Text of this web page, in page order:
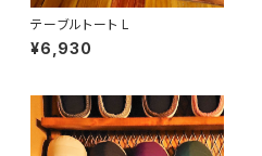
テーブルトート L
¥6,930